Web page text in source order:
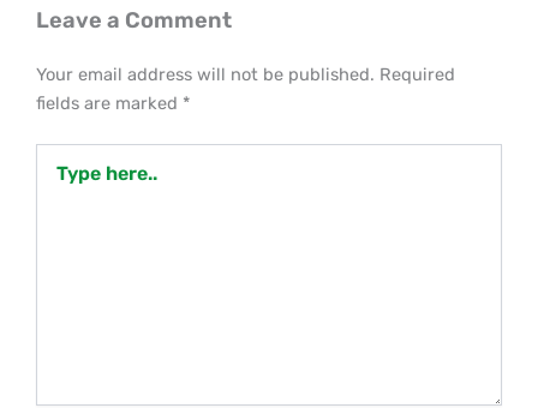
Leave a Comment
Your email address will not be published. Required
fields are marked *
here..